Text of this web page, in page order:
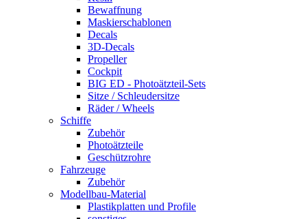
Bewaffnung
Maskierschablonen
Decals
3D-Decals
Propeller
Cockpit
BIG ED - Photoätzteil-Sets
Sitze / Schleudersitze
Räder / Wheels
Schiffe
Zubehör
Photoätzteile
Geschützrohre
Fahrzeuge
Zubehör
Modellbau-Material
Plastikplatten und Profile